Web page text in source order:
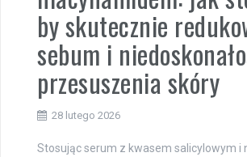
by skutecznie
sebum i
przesuszenia skóry
28 lutego 2026
Stosując serum z kwasem salicylowym i